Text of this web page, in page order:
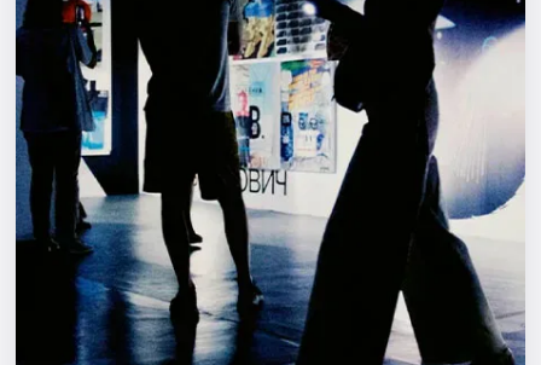
События
Города
Площадки
Артисты
Рейтинги